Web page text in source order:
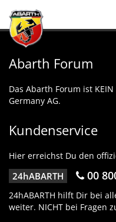
Abarth Forum
Das Abarth Forum ist
Germany AG.
Kundenservice
Hier erreichst Du den
24hABARTH 00
24hABARTH hilft Dir bei
weiter. NICHT bei Fragen